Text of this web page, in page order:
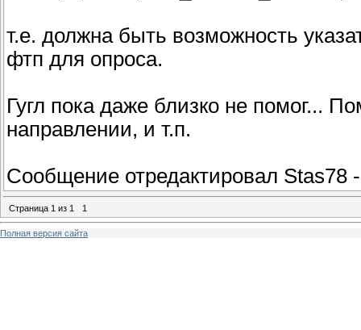
т.е. должна быть возможность
фтп для опроса.
Гугл пока даже близко не помог...
направлении, и т.п.
Сообщение отредактировал Stas78
Страница 1 из 1 1
Полная версия сайта